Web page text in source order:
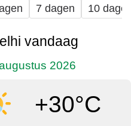
7 dagen 10
vandaag
2026
+30°C